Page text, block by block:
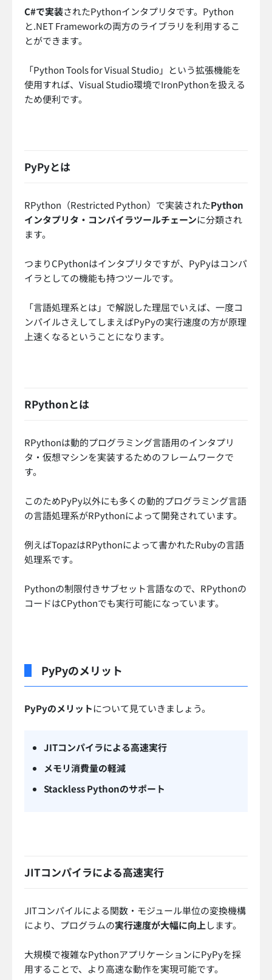
C#で実装されたPythonインタプリタです。Python
と.NET Frameworkの両方のライブラリを利用するこ
とができます。
「Python Tools for Visual Studio」という拡張機能を
使用すれば、Visual Studio環境でIronPythonを扱える
ため便利です。
PyPyとは
RPython（Restricted Python）で実装されたPython
インタプリタ・コンパイラツールチェーンに分類され
ます。
つまりCPythonはインタプリタですが、PyPyはコンパ
イラとしての機能も持つツールです。
「言語処理系とは」で解説した理屈でいえば、一度コ
ンパイルさえしてしまえばPyPyの実行速度の方が原理
上速くなるということになります。
RPythonとは
RPythonは動的プログラミング言語用のインタプリ
タ・仮想マシンを実装するためのフレームワークで
す。
このためPyPy以外にも多くの動的プログラミング言語
の言語処理系がRPythonによって開発されています。
例えばTopazはRPythonによって書かれたRubyの言語
処理系です。
Pythonの制限付きサブセット言語なので、RPythonの
コードはCPythonでも実行可能になっています。
PyPyのメリット
PyPyのメリットについて見ていきましょう。
JITコンパイラによる高速実行
メモリ消費量の軽減
Stackless Pythonのサポート
JITコンパイラによる高速実行
JITコンパイルによる関数・モジュール単位の変換機構
により、プログラムの実行速度が大幅に向上します。
大規模で複雑なPythonアプリケーションにPyPyを採
用することで、より高速な動作を実現可能です。